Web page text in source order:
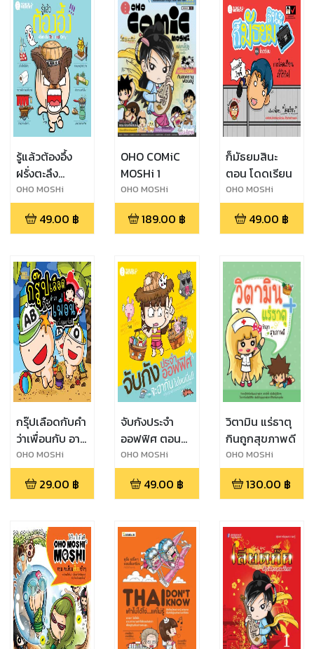
รู้แล้วต้องอึ้ง
ฝรั่งตะลึง
Thailand
Only
OHO MOSHi
GaNG
49.00 ฿
OHO COMiC
MOSHi 1
OHO MOSHi
GaNG
189.00 ฿
ก็มัธยมสินะ
ตอน โดดเรียน
OHO MOSHi
GaNG
49.00 ฿
กรุ๊ปเลือดกับคำ
ว่าเพื่อนกับ อา
โรมุ&อาโรมิ
OHO MOSHi
GaNG
29.00 ฿
จับกังประจำ
ออฟฟิศ ตอน
จะฮากันไปไหน
เนี่ย
OHO MOSHi
GaNG
49.00 ฿
วิตามิน แร่ธาตุ
กินถูกสุขภาพดี
OHO MOSHi
GaNG
130.00 ฿